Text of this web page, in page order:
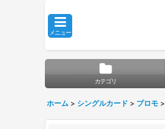
メニュー
カテゴリ
ホーム > シングルカード > プロモ >